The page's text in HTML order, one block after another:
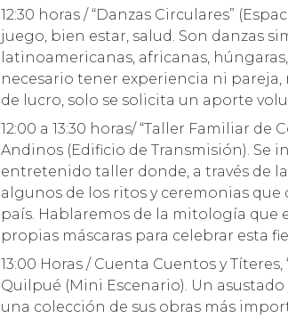
12:30 horas / “Danzas Circulares”
juego, bien estar, salud. Son danzas
latinoamericanas, africanas,
necesario tener experiencia ni
de lucro, solo se solicita un aporte
12:00 a 13:30 horas/ “Taller Familiar
Andinos (Edificio de Transmisión). Se
entretenido taller donde, a través de
algunos de los ritos y ceremonias
país. Hablaremos de la mitología que
propias máscaras para celebrar esta
13:00 Horas / Cuenta Cuentos y
Quilpué (Mini Escenario). Un
una colección de sus obras más